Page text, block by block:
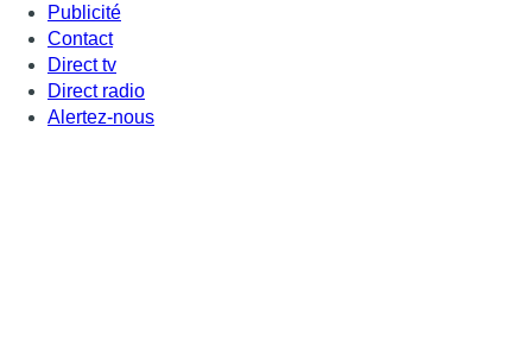
Publicité
Contact
Direct tv
Direct radio
Alertez-nous